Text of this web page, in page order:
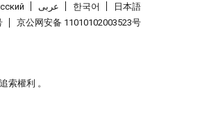
عربى 한국어
日本語
京公网安备 11010102003523号
索權利 。